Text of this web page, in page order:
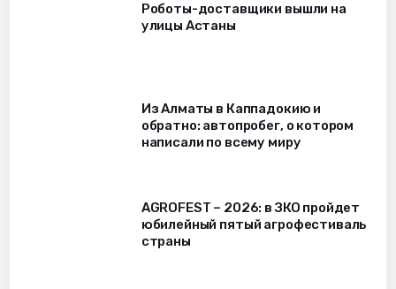
Роботы-доставщики вышли на
улицы Астаны
Из Алматы в Каппадокию и
обратно: автопробег, о котором
написали по всему миру
AGROFEST – 2026: в ЗКО пройдет
юбилейный пятый агрофестиваль
страны